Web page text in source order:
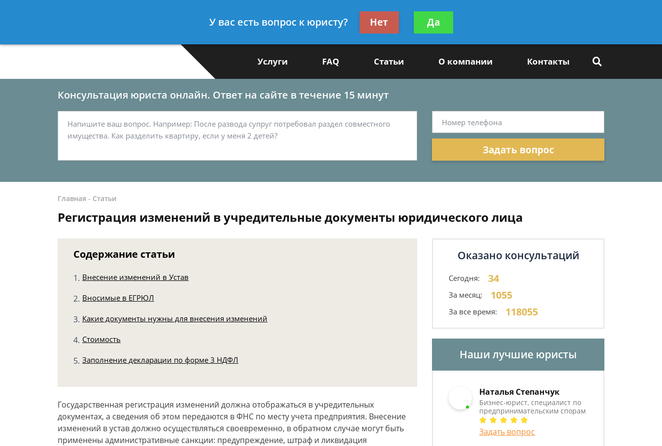
7 812-467-33-50
Получите консультацию
бесплатно
Услуги FAQ Статьи О компании Контакты
Консультация юриста онлайн. Ответ на сайте в течение 15 минут
Задать вопрос
Главная - Статьи
Регистрация изменений в учредительные документы юридического лица
Содержание статьи
Внесение изменений в Устав
Вносимые в ЕГРЮЛ
Какие документы нужны для внесения изменений
Стоимость
Заполнение декларации по форме 3 НДФЛ
Государственная регистрация изменений должна отображаться в учредительных
документах, а сведения об этом передаются в ФНС по месту учета предприятия. Внесение
изменений в устав должно осуществляться своевременно, в обратном случае могут быть
применены административные санкции: предупреждение, штраф и ликвидация
Оказано консультаций
Сегодня: 34
За месяц: 1055
За все время: 118055
Наши лучшие юристы
Наталья Степанчук
Бизнес-юрист, специалист по
предпринимательским спорам
Задать вопрос
У вас есть вопрос к юристу? Нет Да